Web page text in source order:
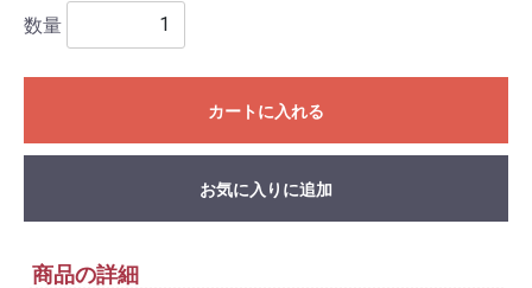
数量
カートに入れる
お気に入りに追加
商品の詳細